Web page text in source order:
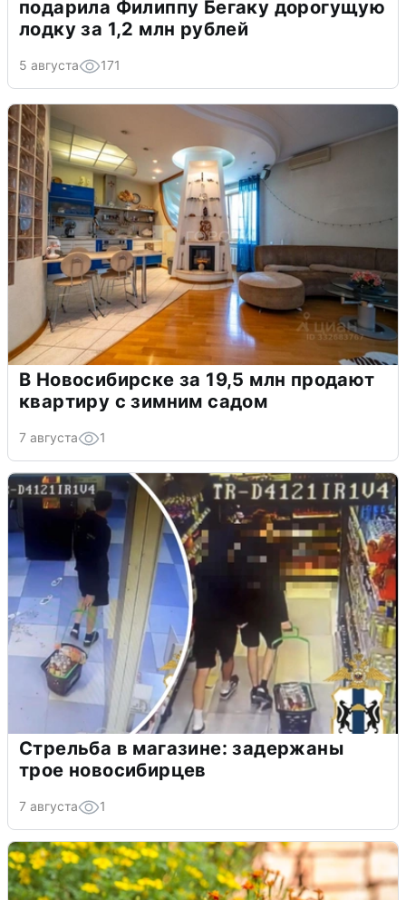
подарила Филиппу Бегаку дорогущую
лодку за 1,2 млн рублей
5 августа 171
В Новосибирске за 19,5 млн продают
квартиру с зимним садом
7 августа 1
Стрельба в магазине: задержаны
трое новосибирцев
7 августа 1